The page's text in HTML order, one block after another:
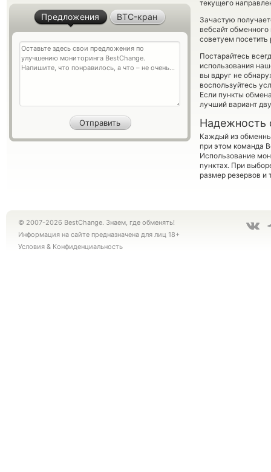
текущего
Зачастую
вебсайт
советуем посетить
Постарайтесь
использования
вы вдруг не
воспользуйтесь
Если пункты
лучший вариант
Надежность
Каждый из
при этом команда
Использование
пунктах. При
размер резервов и
Предложения BTC-кран
© 2007-2026 BestChange. Знаем, где обменять!
Информация на сайте предназначена для лиц 18+
Условия & Конфиденциальность